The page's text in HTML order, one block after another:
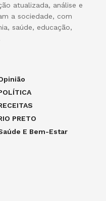
atualizada, análise e
a sociedade, com
saúde, educação,
PRETO
E Bem-Estar